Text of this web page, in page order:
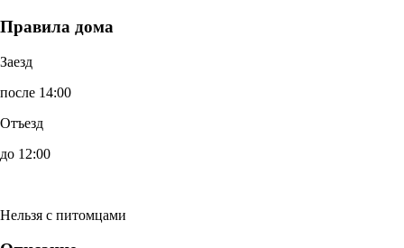
Правила дома
Заезд
после 14:00
Отъезд
до 12:00
Нельзя с питомцами